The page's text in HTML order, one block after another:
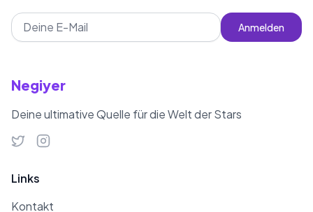
Anmelden
Negiyer
Deine ultimative Quelle für die Welt der Stars
Links
Kontakt